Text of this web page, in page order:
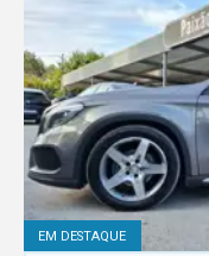
EM DESTAQUE